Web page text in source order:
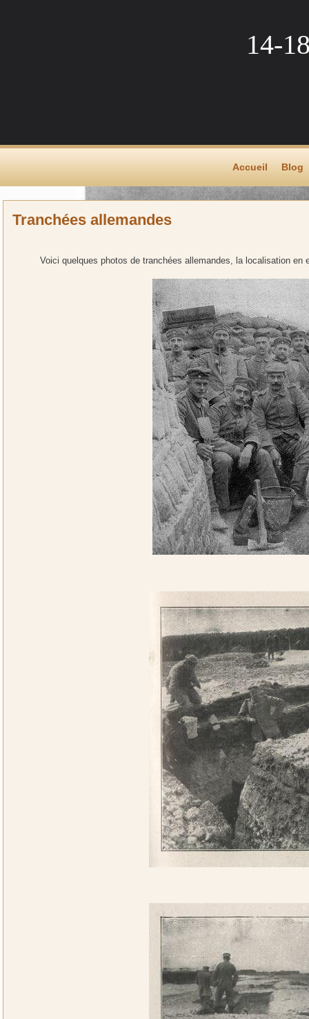
14-
Accueil Blog
Tranchées allemandes
Voici quelques photos de tranchées allemandes, la localisation en